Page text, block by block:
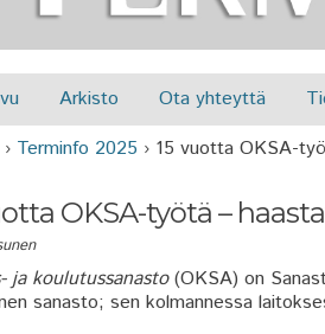
Arkisto Ota yhteyttä
› Terminfo 2025 › 15 vuotta OKSA-
OKSA-työtä –
ja koulutussanasto(OKSA) on
sanasto; sen kolmannessa